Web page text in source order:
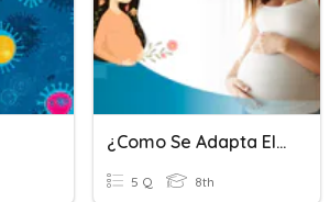
¿como Se Adapta El Sistema Inmune En Un Embarazo?
5 Q 8th